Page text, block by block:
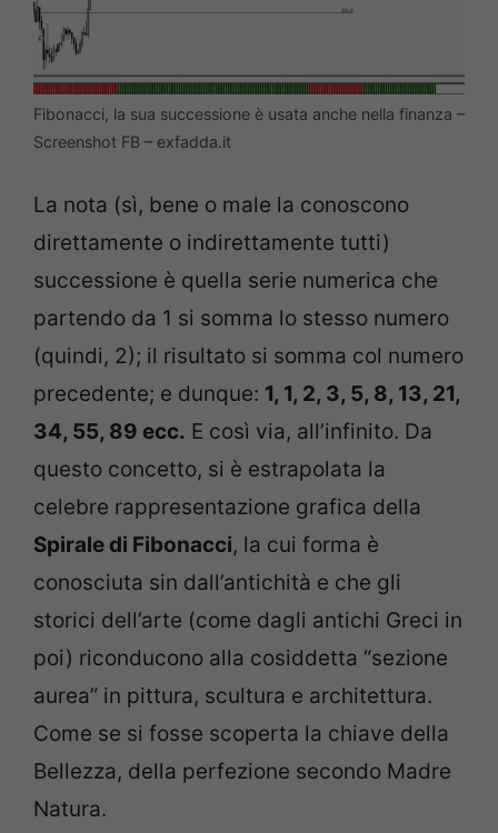
Fibonacci, la sua successione è usata anche nella finanza –
Screenshot FB – exfadda.it
La nota (sì, bene o male la conoscono
direttamente o indirettamente tutti)
successione è quella serie numerica che
partendo da 1 si somma lo stesso numero
(quindi, 2); il risultato si somma col numero
precedente; e dunque: 1, 1, 2, 3, 5, 8, 13, 21,
34, 55, 89 ecc. E così via, all’infinito. Da
questo concetto, si è estrapolata la
celebre rappresentazione grafica della
Spirale di Fibonacci, la cui forma è
conosciuta sin dall’antichità e che gli
storici dell’arte (come dagli antichi Greci in
poi) riconducono alla cosiddetta “sezione
aurea” in pittura, scultura e architettura.
Come se si fosse scoperta la chiave della
Bellezza, della perfezione secondo Madre
Natura.